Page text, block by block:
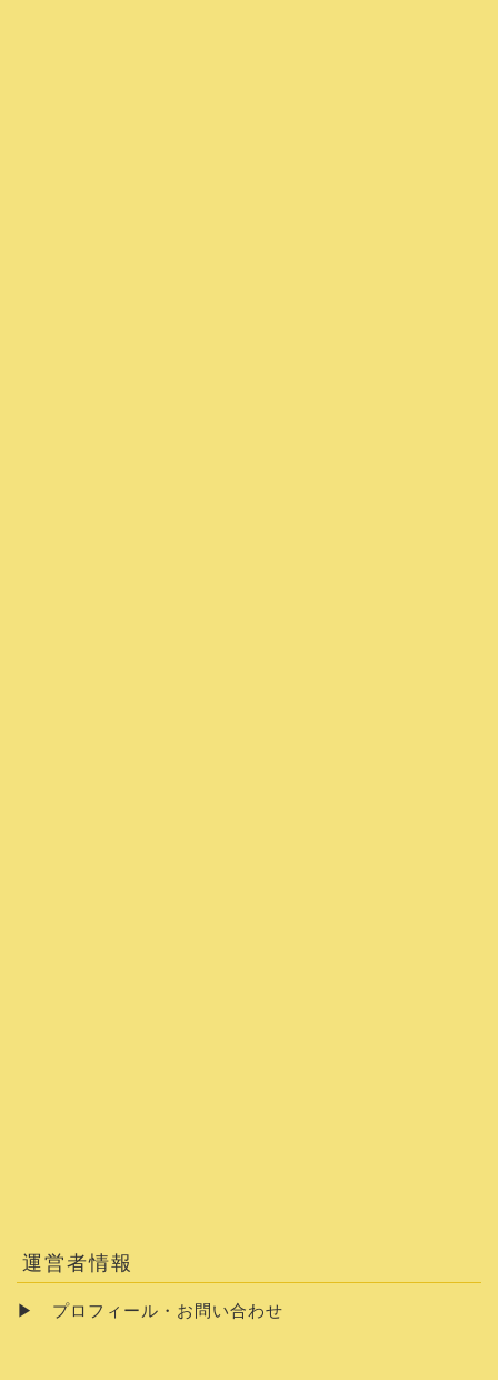
運営者情報
▶ プロフィール・お問い合わせ